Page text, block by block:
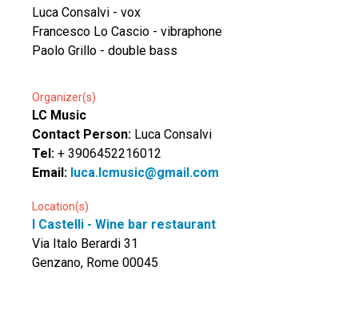
Luca Consalvi - vox
Francesco Lo Cascio - vibraphone
Paolo Grillo - double bass
Organizer(s)
LC Music
Contact Person: Luca Consalvi
Tel: + 3906452216012
Email: luca.lcmusic@gmail.com
Location(s)
I Castelli - Wine bar restaurant
Via Italo Berardi 31
Genzano, Rome 00045